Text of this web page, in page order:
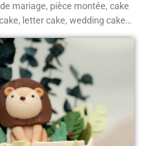
mariage, pièce montée, cake
letter cake, wedding cake…